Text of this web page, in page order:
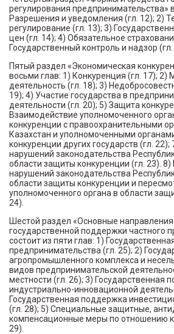
регулирования предпринимательства»
Разрешения и уведомления (гл. 12); 2)
регулирование (гл. 13); 3)
цен (гл. 14); 4) Обязательное
Государственный контроль и надзор (гл.
Пятый раздел «Экономическая
восьми глав: 1) Конкуренция (гл. 17); 2)
деятельность (гл. 18); 3)
19); 4) Участие государства в
деятельности (гл. 20); 5) Защита
Взаимодействие уполномоченного
конкуренции с правоохранительными
Казахстан и уполномоченными
конкуренции других государств (гл.
нарушений законодательства
области защиты конкуренции (гл. 23). 8)
нарушений законодательства
области защиты конкуренции и
уполномоченного органа в области
24).
Шестой раздел «Основные
государственной поддержки частного
состоит из пяти глав: 1)
предпринимательства (гл. 25); 2)
агропромышленного комплекса и
видов предпринимательской
местности (гл. 26); 3) Государственная
индустриально-инновационной
Государственная поддержка
(гл. 28); 5) Специальные защитные,
компенсационные меры по отношению к
29).